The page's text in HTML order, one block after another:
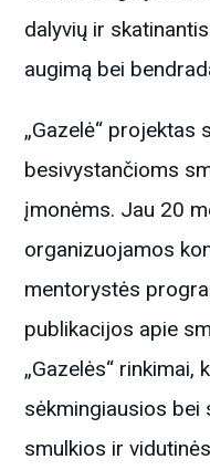
dalyvių ir
augimą bei
„Gazelė“ projektas
besivystančioms
įmonėms. Jau 20
organizuojamos
mentorystės
publikacijos apie
„Gazelės“
sėkmingiausios bei
smulkios ir